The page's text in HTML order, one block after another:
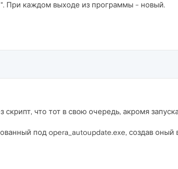
При каждом выходе из программы - новый.
скрипт, что тот в свою очередь, акромя
под opera_autoupdate.exe, создав оный